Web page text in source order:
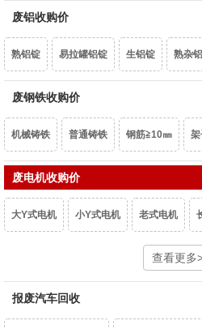
单线光亮铜
废紫杂铜、热水器（乘品位） 锡青铜
黄杂铜 铁黄铜
废铝收购价
熟铝锭 易拉罐铝锭 生铝锭 熟杂铝
1系白料 6063白料
6082白料 2系白料 3系白料
型材铝屑 光亮铝线
干净铝模板 活塞 机体 汽车轮毂
破碎浮选熟
破碎生铝水价
废钢铁收购价
机械铸铁 普通铸铁 钢筋≧10㎜
重型废钢6-10㎜
油桶 镀锌铁片 干净彩钢瓦 轻薄
花色铁罐 锰钢
废电机收购价
大Y式电机 小Y式电机 老式电机
三相电大口水泵
家用铁壳水泵
查看更多
报废汽车回收